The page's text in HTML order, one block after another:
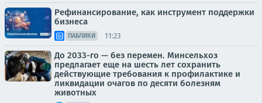
Рефинансирование, как инструмент поддержки
бизнеса
ПАБЛИКИ 11:23
До 2033-го — без перемен. Минсельхоз
предлагает еще на шесть лет сохранить
действующие требования к профилактике и
ликвидации очагов по десяти болезням
животных